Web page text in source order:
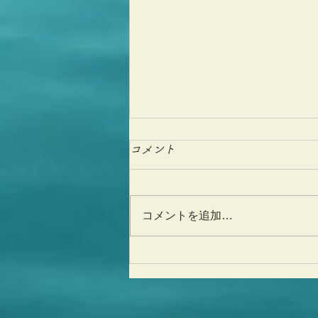
17歳、ありがとうございま
コメント
コメントを追加…